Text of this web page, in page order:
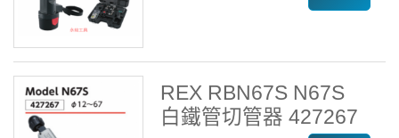
REX RBN67S N67S
白鐵管切管器 427267